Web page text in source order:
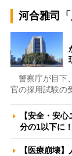
河合雅司
警察庁が目下
官の採用試験の
【安全・安
分の1以下に
【医療崩壊